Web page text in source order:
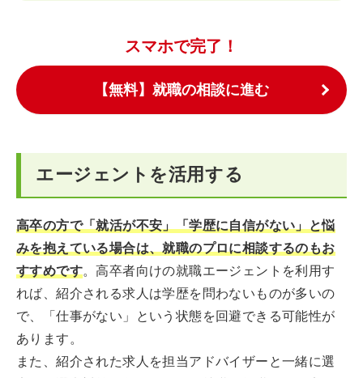
スマホで完了！
【無料】就職の相談に進む
エージェントを活用する
高卒の方で「就活が不安」「学歴に自信がない」と悩
みを抱えている場合は、就職のプロに相談するのもお
すすめです。高卒者向けの就職エージェントを利用す
れば、紹介される求人は学歴を問わないものが多いの
で、「仕事がない」という状態を回避できる可能性が
あります。
また、紹介された求人を担当アドバイザーと一緒に選